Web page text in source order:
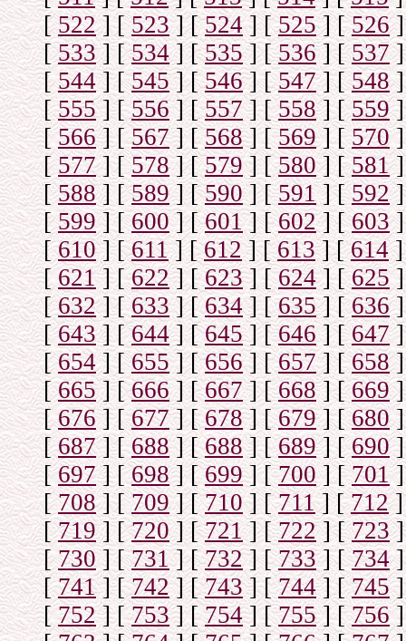
[522] [523] [524] [525] [526]
[533] [534] [535] [536] [537]
[544] [545] [546] [547] [548]
[555] [556] [557] [558] [559]
[566] [567] [568] [569] [570]
[577] [578] [579] [580] [581]
[588] [589] [590] [591] [592]
[599] [600] [601] [602] [603]
[610] [611] [612] [613] [614]
[ 621] [622] [623] [624] [625]
[632] [633] [634] [635] [636]
[643] [644] [645] [646] [ 647]
[654] [655] [656] [657] [658]
[665] [666] [667] [668] [669]
[676] [677] [678] [679] [680]
[687] [688] [688] [689] [690]
[697] [698] [699] [700] [ 701]
[708] [709] [710] [711] [712]
[719] [720] [721] [722] [723]
[730] [731] [732] [733] [734]
[741] [742] [743] [744] [745]
[752] [753] [754] [755] [756]